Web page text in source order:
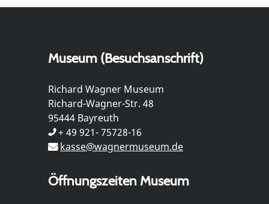
Museum (Besuchsanschrift)
Richard Wagner Museum
Richard-Wagner-Str. 48
95444 Bayreuth
+ 49 921- 75728-16
kasse@wagnermuseum.de
Öffnungszeiten Museum